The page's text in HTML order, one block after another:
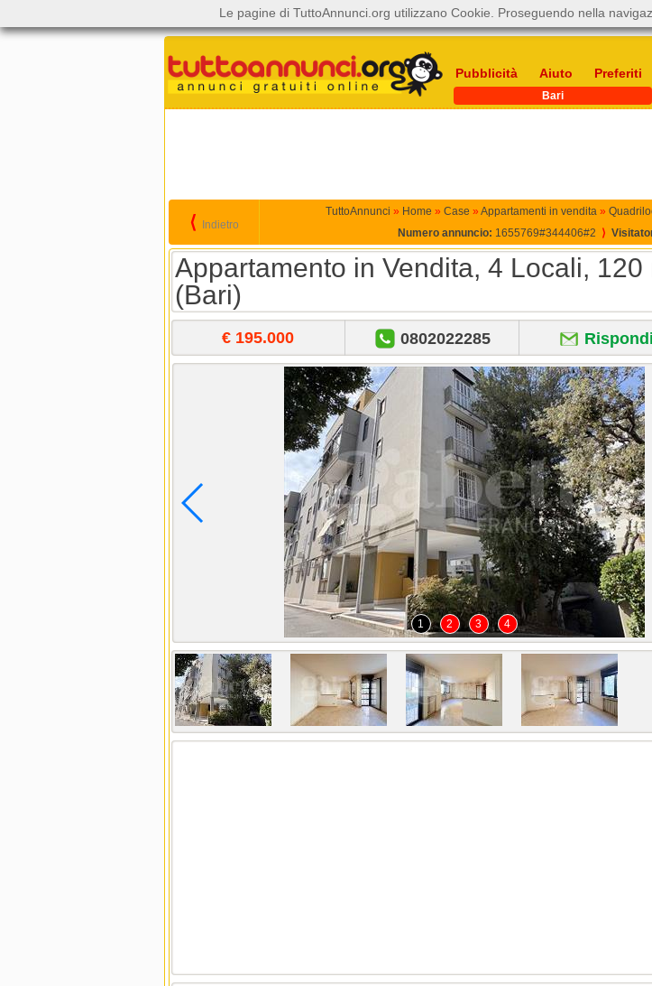
Pubblicità Aiuto Preferiti
Bari
⟨ Indietro
TuttoAnnunci » Home » Case » Appartamenti in vendita »
Numero annuncio: 1655769#344406#2 ⟩
Appartamento in Vendita, 4 Locali, 120
(Bari)
€ 195.000 0802022285 Rispondi
1 2 3 4
Le pagine di TuttoAnnunci.org utilizzano Cookie. Proseguendo nella